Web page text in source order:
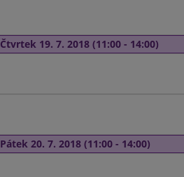
Čtvrtek 19. 7. 2018 (11:00 - 14:00)
Pátek 20. 7. 2018 (11:00 - 14:00)